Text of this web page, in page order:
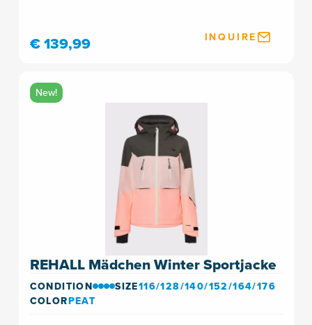
€ 139,99 INQUIRE
New!
REHALL Mädchen Winter Sportjacke
CONDITION SIZE116/128/140/152/164/176
COLORPEAT